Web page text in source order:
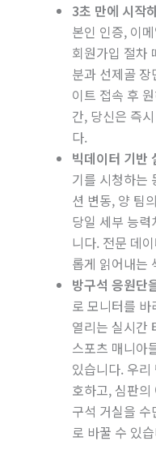
3초 만에 시작
본인 인증, 이
회원가입 절차
분과 선제골
이트 접속 후
간, 당신은 즉
다.
빅데이터 기반
기를 시청하는
션 변동, 양 팀
당일 세부 능
니다. 전문 데
롭게 읽어내는
방구석 응원단
로 모니터를
열리는 실시간
스포츠 매니아
있습니다. 우
호하고, 심판
구석 거실을
로 바꿀 수 있